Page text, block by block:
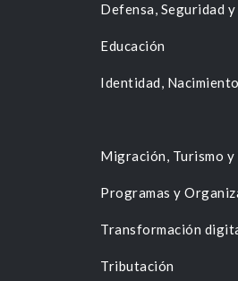
Defensa, Seguridad
Educación
Identidad,
Migración, Turismo y
Programas y
Transformación
Tributación